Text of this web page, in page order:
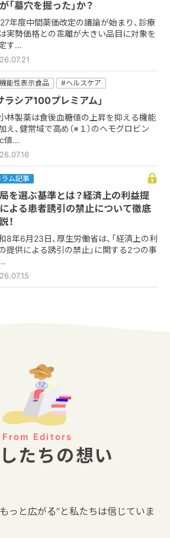
「墓穴を掘った」か？
年度中間薬価改定の議論が始まり、診療
実勢価格との乖離が大きい品目に対象を
す...
能性表示食品 #ヘルスケア
ラシア100プレミアム」
林製薬は食後血糖値の上昇を抑える機能
え、健常域で高め（※１）のヘモグロビン
値...
ラム記事
を選ぶ基準とは？経済上の利益提
よる患者誘引の禁止について徹底
！
8年6月23日、厚生労働省は、「経済上の利
提供による誘引の禁止」に関する2つの事
From Editors
たちの想い
っと広がる”と私たちは信じていま